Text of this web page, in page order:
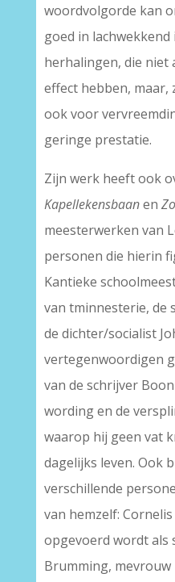
woordvolgorde kan
goed in
herhalingen, die niet
effect hebben, maar,
ook voor
geringe prestatie.
Zijn werk heeft ook
Kapellekensbaanen
meesterwerken van
personen die hierin
Kantieke
van tminnesterie, de
de dichter/socialist
vertegenwoordigen
van de schrijver
wording en de
waarop hij geen vat
dagelijks leven. Ook
verschillende
van hemzelf:
opgevoerd wordt als
Brumming, mevrouw